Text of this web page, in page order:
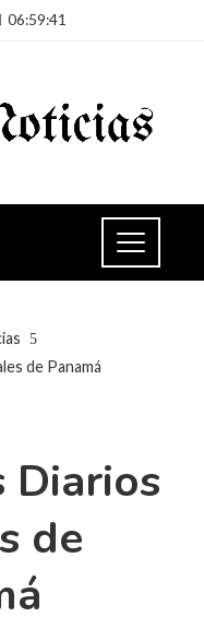
06:59:42
de Panamá
Diarios
de